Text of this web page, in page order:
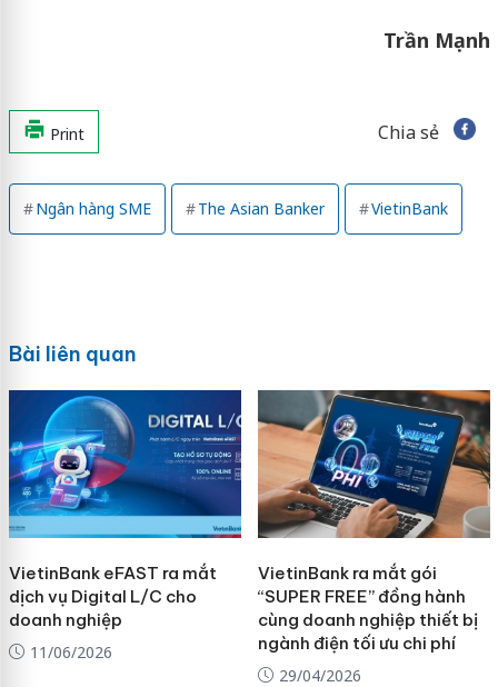
Trần Mạnh
Print Chia sẻ
Ngân hàng SME The Asian Banker VietinBank
Bài liên quan
VietinBank eFAST ra mắt
dịch vụ Digital L/C cho
doanh nghiệp
11/06/2026
VietinBank ra mắt gói
“SUPER FREE” đồng hành
cùng doanh nghiệp thiết bị
ngành điện tối ưu chi phí
29/04/2026